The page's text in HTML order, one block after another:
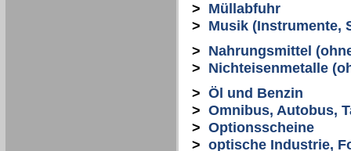
> Müllabfuhr
> Musik (Instrumente,
> Nahrungsmittel
> Nichteisenmetalle
> Öl und Benzin
> Omnibus, Autobus,
> Optionsscheine
> optische Industrie,